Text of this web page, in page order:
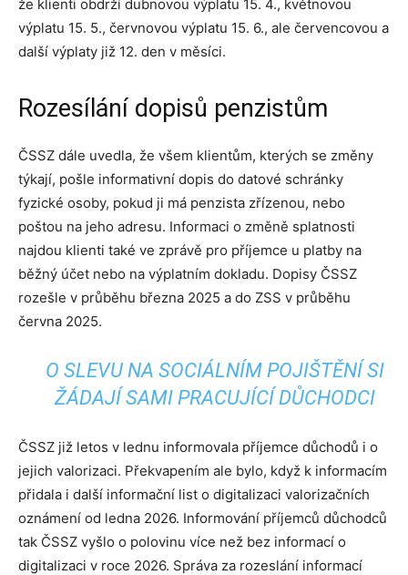
že klienti obdrží dubnovou výplatu 15. 4., květnovou
výplatu 15. 5., červnovou výplatu 15. 6., ale červencovou a
další výplaty již 12. den v měsíci.
Rozesílání dopisů penzistům
ČSSZ dále uvedla, že všem klientům, kterých se změny
týkají, pošle informativní dopis do datové schránky
fyzické osoby, pokud ji má penzista zřízenou, nebo
poštou na jeho adresu. Informaci o změně splatnosti
najdou klienti také ve zprávě pro příjemce u platby na
běžný účet nebo na výplatním dokladu. Dopisy ČSSZ
rozešle v průběhu března 2025 a do ZSS v průběhu
června 2025.
O SLEVU NA SOCIÁLNÍM POJIŠTĚNÍ SI
ŽÁDAJÍ SAMI PRACUJÍCÍ DŮCHODCI
ČSSZ již letos v lednu informovala příjemce důchodů i o
jejich valorizaci. Překvapením ale bylo, když k informacím
přidala i další informační list o digitalizaci valorizačních
oznámení od ledna 2026. Informování příjemců důchodců
tak ČSSZ vyšlo o polovinu více než bez informací o
digitalizaci v roce 2026. Správa za rozeslání informací